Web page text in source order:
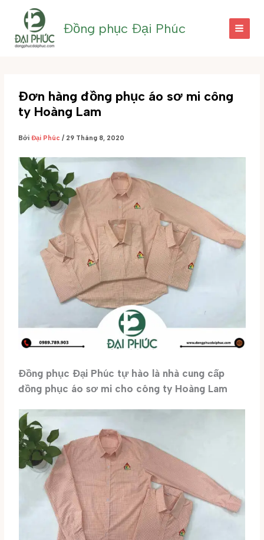
dung
Đồng phục Đại Phúc
Đơn hàng đồng phục áo sơ mi công
ty Hoàng Lam
BởiĐại Phúc/ 29 Tháng 8, 2020
Đồng phục Đại Phúc tự hào là nhà cung cấp
đồng phục áo sơ mi cho công ty Hoàng Lam